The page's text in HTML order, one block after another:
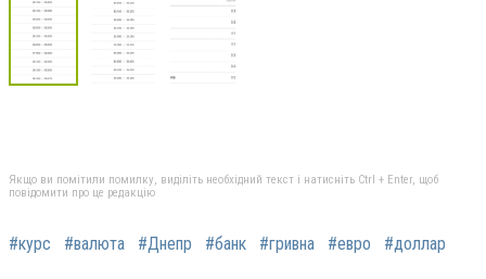
Якщо ви помітили помилку, виділіть необхідний текст і натисніть Ctrl + Enter, щоб
повідомити про це редакцію
#курс #валюта #Днепр #банк #гривна #евро #доллар